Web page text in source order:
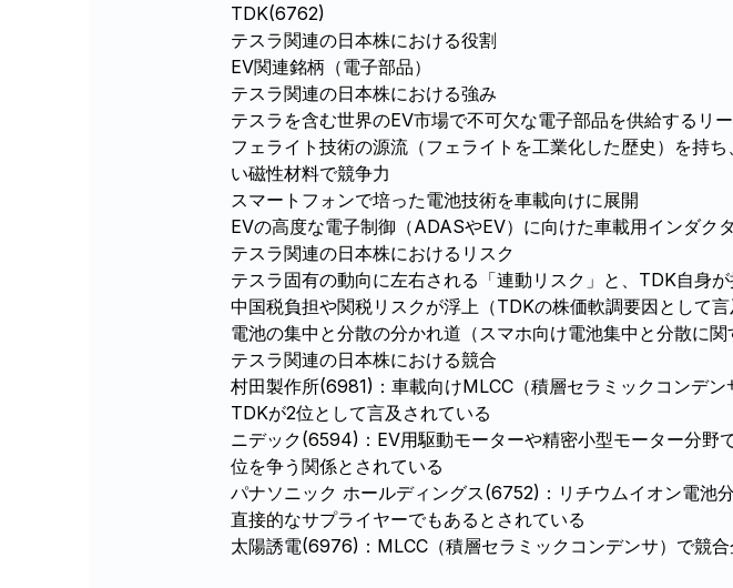
TDK(6762)
テスラ関連の日本株における役割
EV関連銘柄（電子部品）
テスラ関連の日本株における強み
テスラを含む世界のEV市場で不可欠な電子部品を供給するリ
フェライト技術の源流（フェライトを工業化した歴史）を持
い磁性材料で競争力
スマートフォンで培った電池技術を車載向けに展開
EVの高度な電子制御（ADASやEV）に向けた車載用インダク
テスラ関連の日本株におけるリスク
テスラ固有の動向に左右される「連動リスク」と、TDK自身
中国税負担や関税リスクが浮上（TDKの株価軟調要因として言
電池の集中と分散の分かれ道（スマホ向け電池集中と分散に関
テスラ関連の日本株における競合
村田製作所(6981)：車載向けMLCC（積層セラミックコンデ
TDKが2位として言及されている
ニデック(6594)：EV用駆動モーターや精密小型モーター分野
位を争う関係とされている
パナソニック ホールディングス(6752)：リチウムイオン電池
直接的なサプライヤーでもあるとされている
太陽誘電(6976)：MLCC（積層セラミックコンデンサ）で競